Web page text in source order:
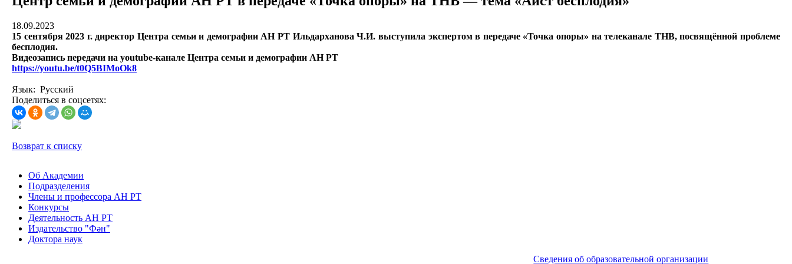
18.09.2023
15 сентября 2023 г. директор Центра семьи и демографии АН РТ Ильдарханова Ч.И. выступила экспертом в передаче «Точка опоры» на телеканале ТНВ, посвящённой проблеме
бесплодия.
Видеозапись передачи на youtube-канале Центра семьи и демографии АН РТ
https://youtu.be/t0Q5BIMoOk8
Язык: Русский
Поделиться в соцсетях:
Возврат к списку
Об Академии
Подразделения
Члены и профессора АН РТ
Конкурсы
Деятельность АН РТ
Издательство "Фән"
Доктора наук
Сведения об образовательной организации